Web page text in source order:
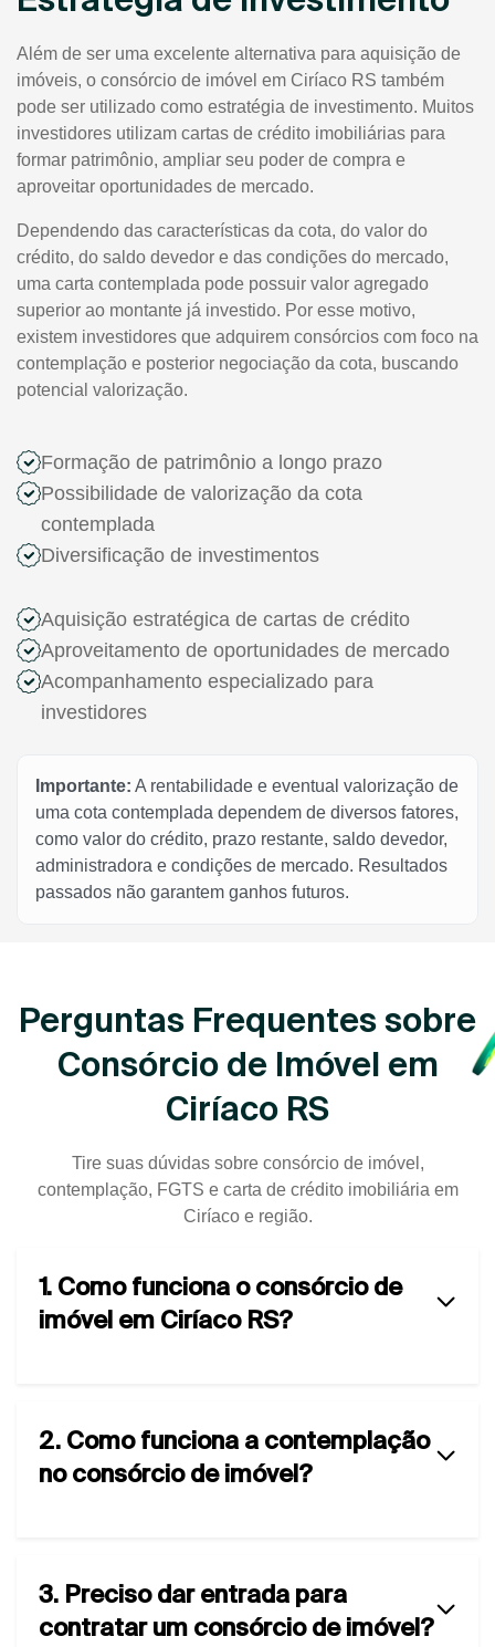
Além de ser uma excelente alternativa para aquisição de
imóveis, o consórcio de imóvel em Ciríaco RS também
pode ser utilizado como estratégia de investimento. Muitos
investidores utilizam cartas de crédito imobiliárias para
formar patrimônio, ampliar seu poder de compra e
aproveitar oportunidades de mercado.
Dependendo das características da cota, do valor do
crédito, do saldo devedor e das condições do mercado,
uma carta contemplada pode possuir valor agregado
superior ao montante já investido. Por esse motivo,
existem investidores que adquirem consórcios com foco na
contemplação e posterior negociação da cota, buscando
potencial valorização.
Formação de patrimônio a longo prazo
Possibilidade de valorização da cota
contemplada
Diversificação de investimentos
Aquisição estratégica de cartas de crédito
Aproveitamento de oportunidades de mercado
Acompanhamento especializado para
investidores
Importante: A rentabilidade e eventual valorização de
uma cota contemplada dependem de diversos fatores,
como valor do crédito, prazo restante, saldo devedor,
administradora e condições de mercado. Resultados
passados não garantem ganhos futuros.
Perguntas Frequentes sobre
Consórcio de Imóvel em
Ciríaco RS
Tire suas dúvidas sobre consórcio de imóvel,
contemplação, FGTS e carta de crédito imobiliária em
Ciríaco e região.
1. Como funciona o consórcio de
imóvel em Ciríaco RS?
2. Como funciona a contemplação
no consórcio de imóvel?
3. Preciso dar entrada para
contratar um consórcio de imóvel?